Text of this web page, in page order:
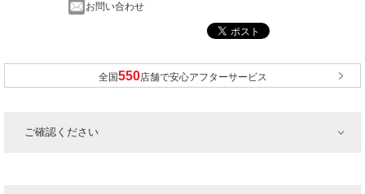
お問い合わせ
全国 店舗で安心アフターサービス
ご確認ください